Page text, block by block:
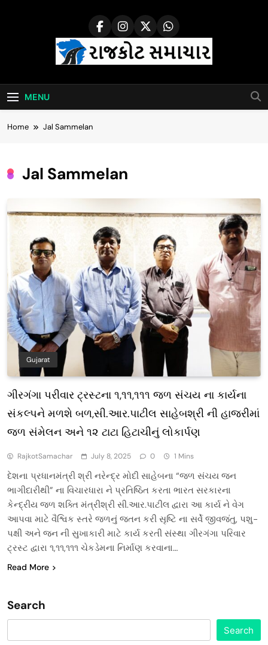
Rajkot Samachar
MENU
Home Jal Sammelan
Jal Sammelan
Gujarat
ગીરગંગા પરીવાર ટ્રસ્ટના ૧,૧૧,૧૧૧ જળ સંચય ના કાર્યના
સંકલ્પને મળશે બળ,સી.આર.પાટીલ સાહેબશ્રી ની હાજરીમાં
જળ સંમેલન અને ૧૨ ટાટા હિટાચીનું લોકાર્પણ
RajkotSamachar July 8, 2025 0 1 Mins
દેશના પ્રધાનમંત્રી શ્રી નરેન્દ્ર મોદી સાહેબના “જળ સંચય જન
ભાગીદારીથી” ના વિચારધારા ને પ્રતિષ્ઠિત કરતા ભારત સરકારના
કેન્દ્રીય જળ શક્તિ મંત્રીશ્રી સી.આર.પાટીલ દ્વારા આ કાર્ય ને વેગ
આપવા માટે વૈશ્વિક સ્તરે જળનું જતન કરી સૃષ્ટિ ના સર્વે જીવજંતુ, પશુ-
પક્ષી અને જન ની સુખાકારી માટે કાર્ય કરતી સંસ્થા ગીરગંગા પરિવાર
ટ્રસ્ટ દ્વારા ૧,૧૧,૧૧૧ ચેકડેમના નિર્માણ કરવાના…
Read More
Search
Search